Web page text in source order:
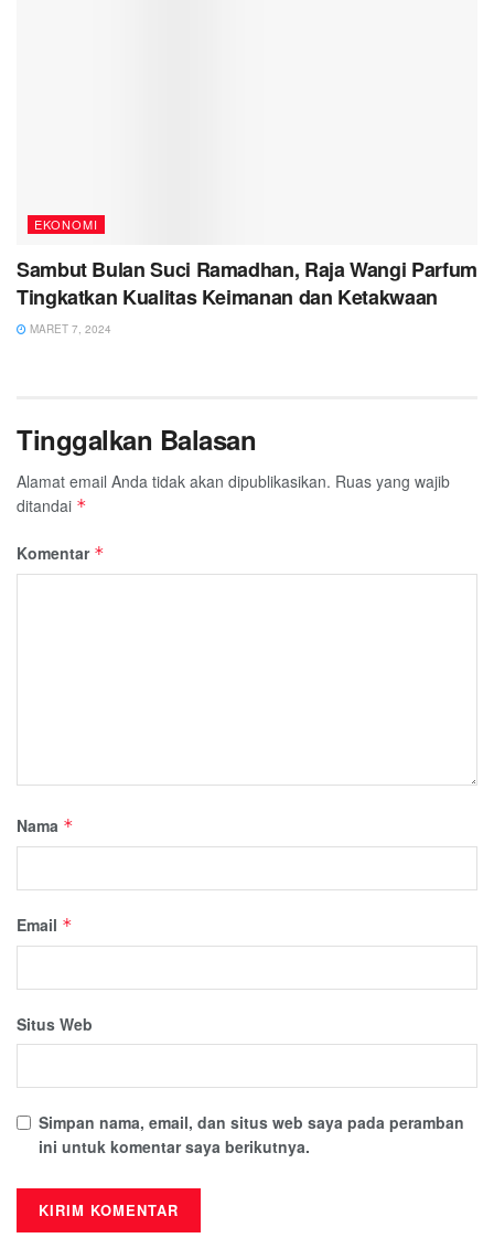
EKONOMI
Sambut Bulan Suci Ramadhan, Raja Wangi Parfum
Tingkatkan Kualitas Keimanan dan Ketakwaan
MARET 7, 2024
Tinggalkan Balasan
Alamat email Anda tidak akan dipublikasikan. Ruas yang wajib
ditandai *
Komentar *
Nama *
Email *
Situs Web
Simpan nama, email, dan situs web saya pada peramban
ini untuk komentar saya berikutnya.